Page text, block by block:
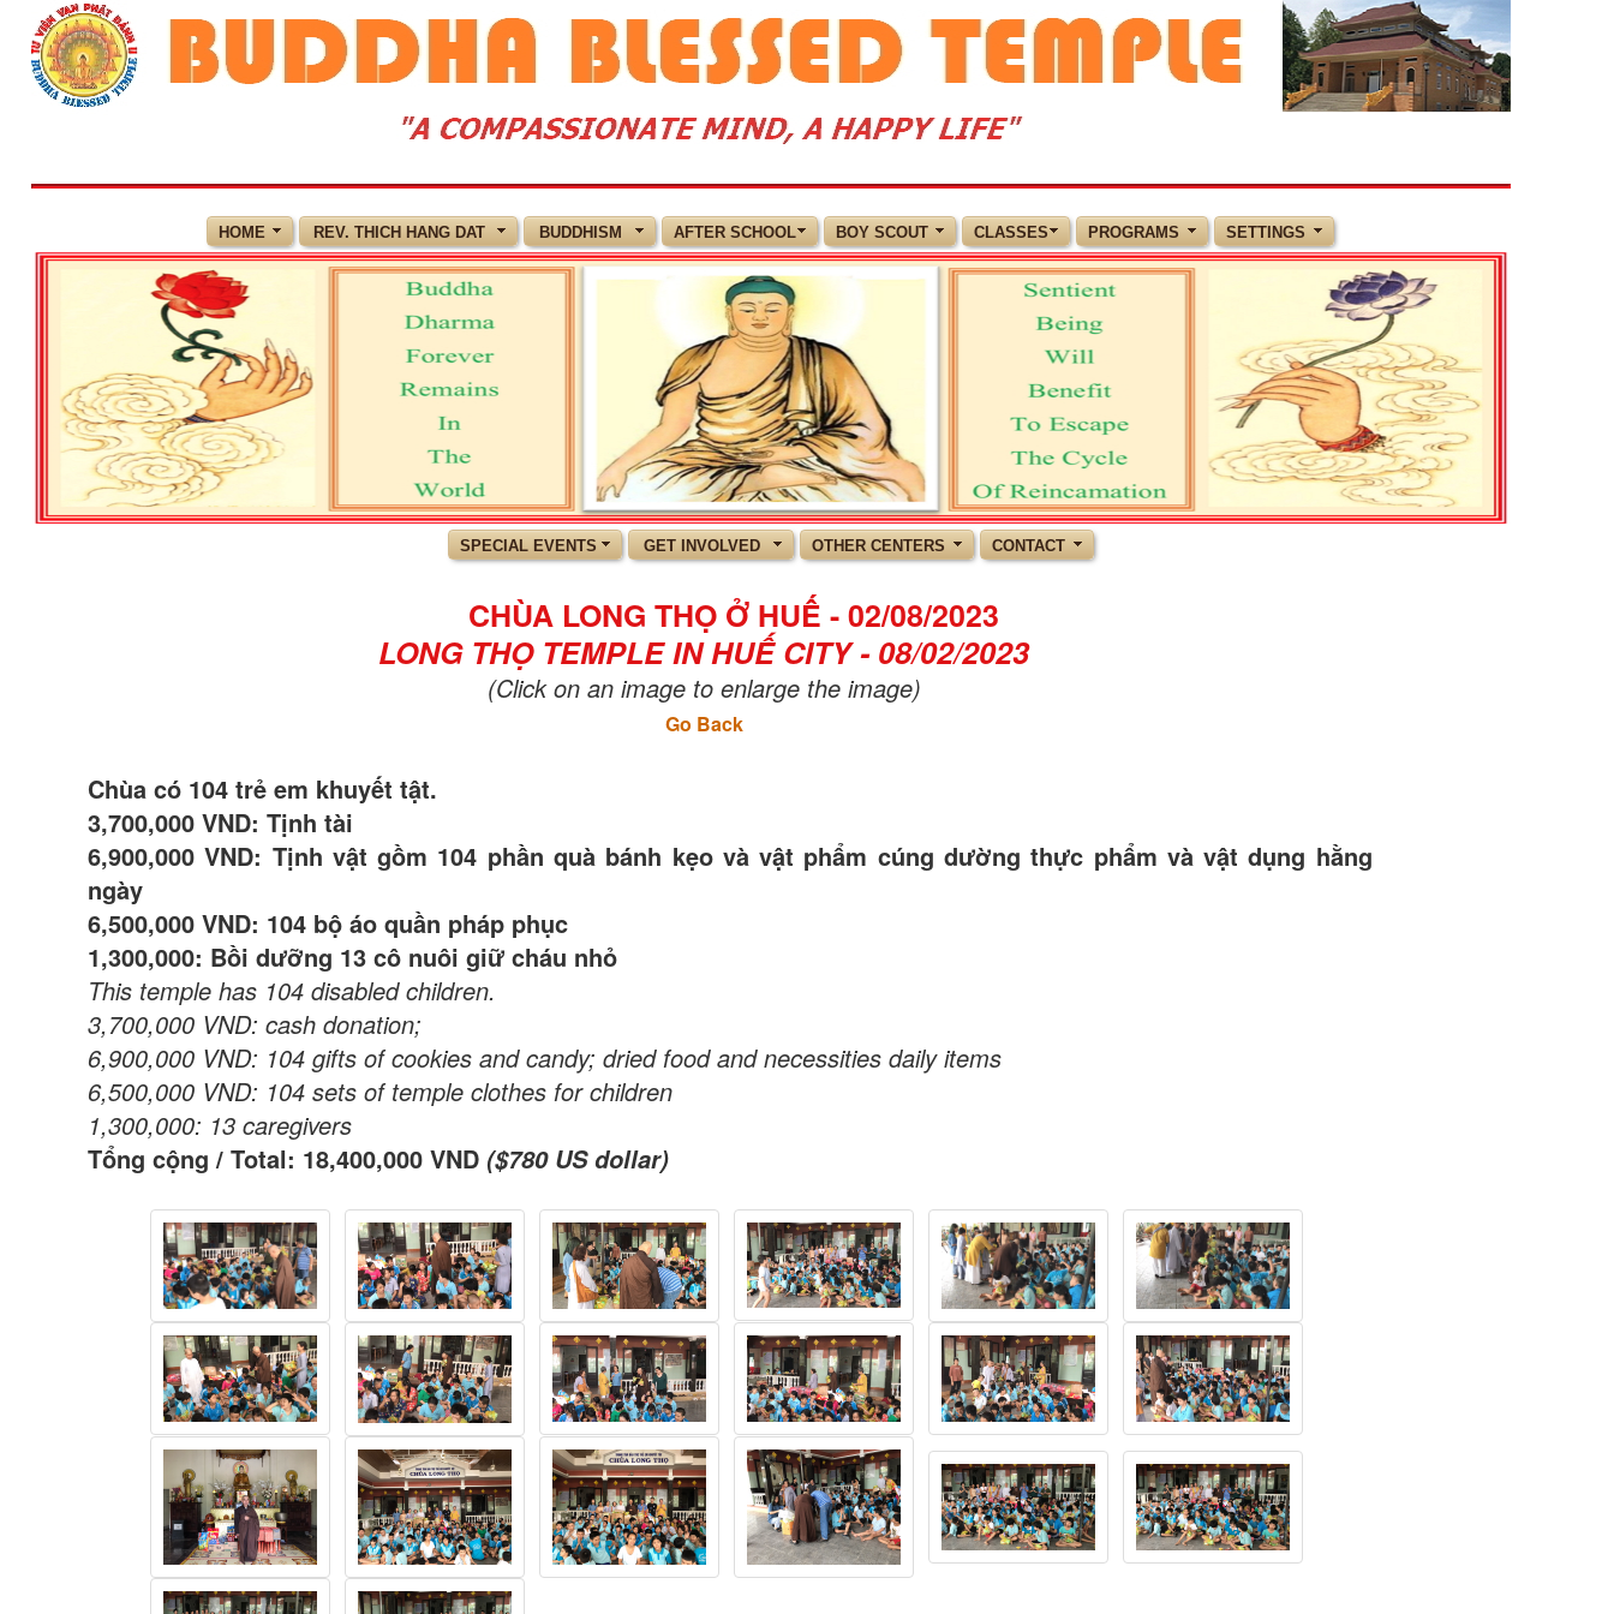
HOME REV. THICH HANG DAT BUDDHISM AFTER SCHOOL BOY SCOUT CLASSES PROGRAMS SETTINGS
SPECIAL EVENTS GET INVOLVED OTHER CENTERS CONTACT
CHÙA LONG THỌ Ở HUẾ - 02/08/2023
LONG THỌ TEMPLE IN HUẾ CITY - 08/02/2023
(Click on an image to enlarge the image)
Go Back
Chùa có 104 trẻ em khuyết tật.
3,700,000 VND: Tịnh tài
6,900,000 VND: Tịnh vật gồm 104 phần quà bánh kẹo và vật phẩm cúng dường thực phẩm và vật dụng hằng
ngày
6,500,000 VND: 104 bộ áo quần pháp phục
1,300,000: Bồi dưỡng 13 cô nuôi giữ cháu nhỏ
This temple has 104 disabled children.
3,700,000 VND: cash donation;
6,900,000 VND: 104 gifts of cookies and candy; dried food and necessities daily items
6,500,000 VND: 104 sets of temple clothes for children
1,300,000: 13 caregivers
Tổng cộng / Total: 18,400,000 VND ($780 US dollar)